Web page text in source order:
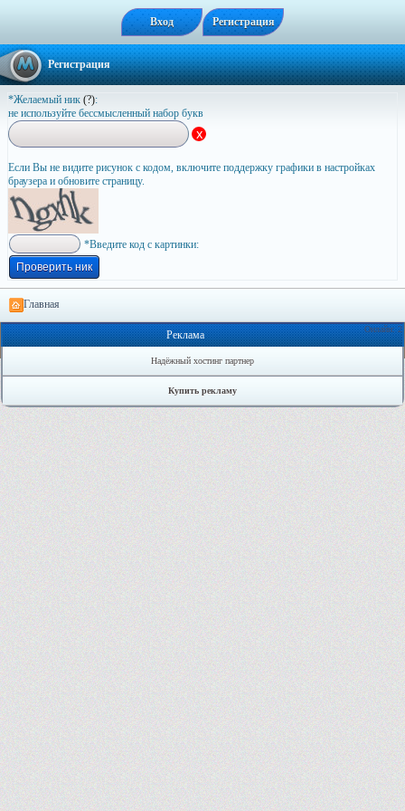
Вход Регистрация
Регистрация
*Желаемый ник (?):
не используйте бессмысленный набор букв
Если Вы не видите рисунок с кодом, включите поддержку графики в настройках
браузера и обновите страницу.
*Введите код с картинки:
Главная
Онлайн: 2
Реклама
Надёжный хостинг партнер
Купить рекламу